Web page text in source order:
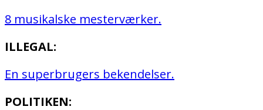
8 musikalske mesterværker.
ILLEGAL:
En superbrugers bekendelser.
POLITIKEN: